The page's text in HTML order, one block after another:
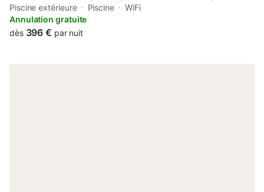
parking for guests who drive. The air-conditioned
accommodation is 22 km from Bourdeilles Castle.
Piscine extérieure Piscine
WiFi
Annulation gratuite
dès 396 € par nuit